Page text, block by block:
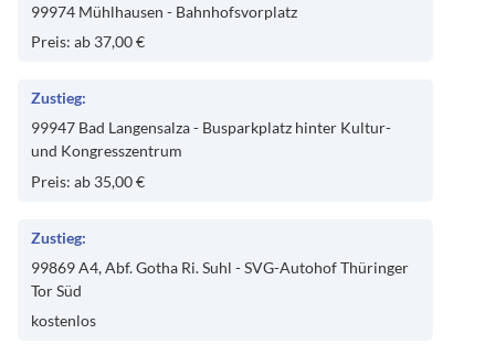
99974 Mühlhausen - Bahnhofsvorplatz
Preis: ab 37,00 €
Zustieg:
99947 Bad Langensalza - Busparkplatz hinter Kultur-
und Kongresszentrum
Preis: ab 35,00 €
Zustieg:
99869 A4, Abf. Gotha Ri. Suhl - SVG-Autohof Thüringer
Tor Süd
kostenlos